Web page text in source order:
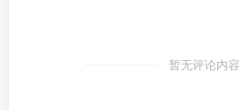
暂无评论内容